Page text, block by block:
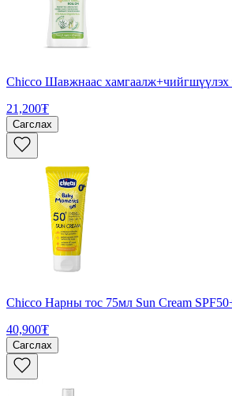
Chicco Шавжнаас хамгаалж+чийгшүүлэх
21,200₮
Сагслах
Chicco Нарны тос 75мл Sun Cream
40,900₮
Сагслах